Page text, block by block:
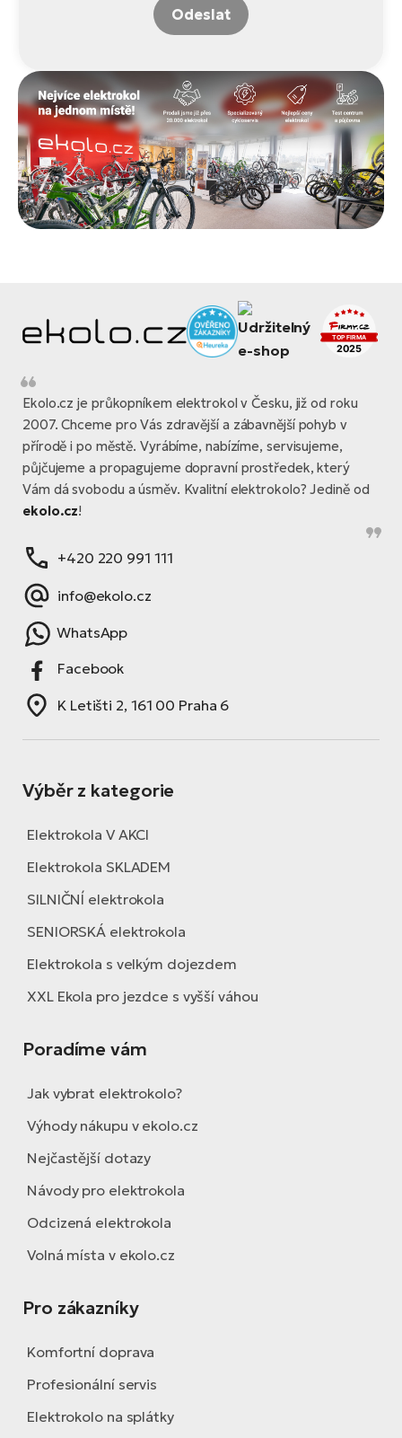
Odeslat
Ekolo.cz je průkopníkem elektrokol v Česku, již od roku
2007. Chceme pro Vás zdravější a zábavnější pohyb v
přírodě i po městě. Vyrábíme, nabízíme, servisujeme,
půjčujeme a propagujeme dopravní prostředek, který
Vám dá svobodu a úsměv. Kvalitní elektrokolo? Jedině od
ekolo.cz!
+420 220 991 111
info@ekolo.cz
WhatsApp
Facebook
K Letišti 2, 161 00 Praha 6
Výběr z kategorie
Elektrokola V AKCI
Elektrokola SKLADEM
SILNIČNÍ elektrokola
SENIORSKÁ elektrokola
Elektrokola s velkým dojezdem
XXL Ekola pro jezdce s vyšší váhou
Poradíme vám
Jak vybrat elektrokolo?
Výhody nákupu v ekolo.cz
Nejčastější dotazy
Návody pro elektrokola
Odcizená elektrokola
Volná místa v ekolo.cz
Pro zákazníky
Komfortní doprava
Profesionální servis
Elektrokolo na splátky